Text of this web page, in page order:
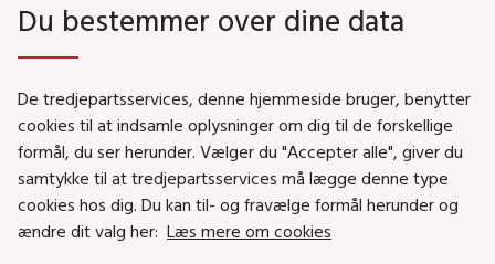
Social- og Boligministeriet
Job i Social- og Boligstyrelsen
Puljer og tilskud
Nyhedsbreve
Du bestemmer over dine data
De tredjepartsservices, denne hjemmeside bruger, benytter
cookies til at indsamle oplysninger om dig til de forskellige
formål, du ser herunder. Vælger du "Accepter alle", giver du
samtykke til at tredjepartsservices må lægge denne type
cookies hos dig. Du kan til- og fravælge formål herunder og
ændre dit valg her: Læs mere om cookies